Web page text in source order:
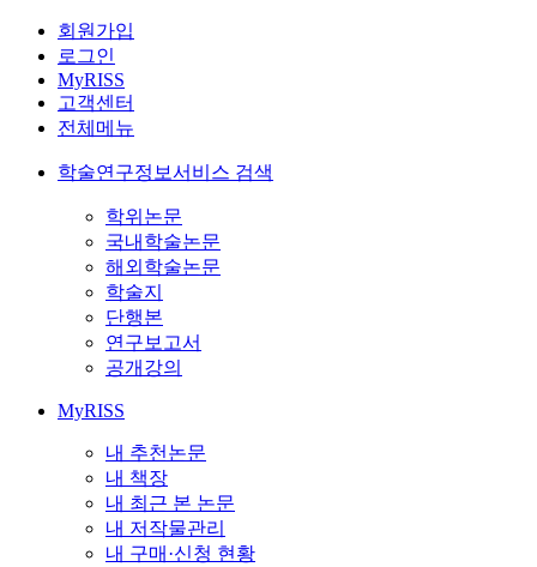
회원가입
로그인
MyRISS
고객센터
전체메뉴
학술연구정보서비스 검색
학위논문
국내학술논문
해외학술논문
학술지
단행본
연구보고서
공개강의
MyRISS
내 추천논문
내 책장
내 최근 본 논문
내 저작물관리
내 구매·신청 현황